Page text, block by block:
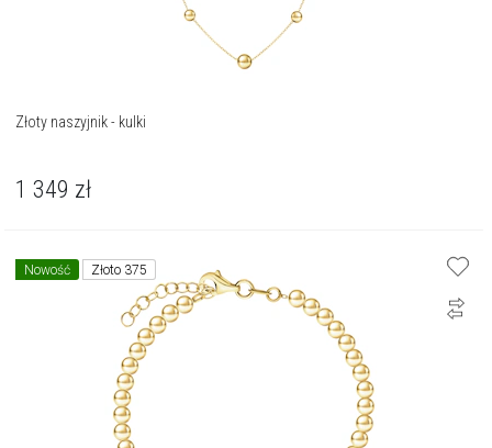
Złoty naszyjnik - kulki
1 349 zł
Nowość Złoto 375